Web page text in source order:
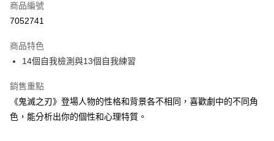
ATM付款
運送方式
付款後全家取貨
付款後7-11取貨
每筆NT$60，滿NT$499(含以上)免運費
商品編號
7052741
商品特色
14個自我檢測與13個自我練習
銷售重點
《鬼滅之刃》登場人物的性格和背景各不相同，喜歡劇中的不同角
色，能分析出你的個性和心理特質。